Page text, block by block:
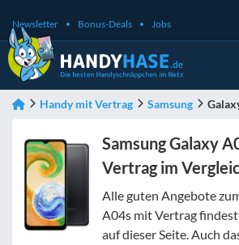
Newsletter Bonus-Deals Jobs
Handy mit Vertrag Samsung
Samsung Galaxy
Vertrag im
Alle guten Angebote
A04s mit Vertrag
auf dieser Seite. Auch